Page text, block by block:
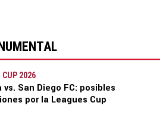
CUP 2026
vs. San Diego FC: posibles
por la Leagues Cup